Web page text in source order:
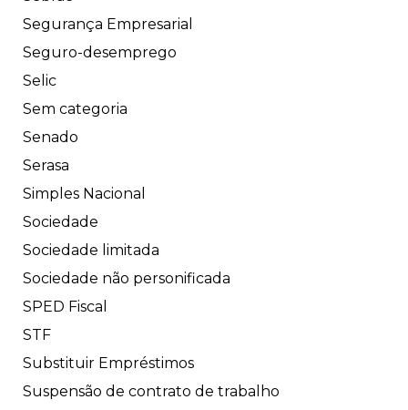
Segurança Empresarial
Seguro-desemprego
Selic
Sem categoria
Senado
Serasa
Simples Nacional
Sociedade
Sociedade limitada
Sociedade não personificada
SPED Fiscal
STF
Substituir Empréstimos
Suspensão de contrato de trabalho